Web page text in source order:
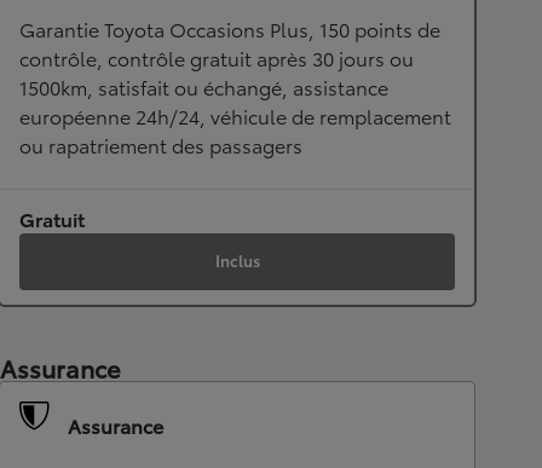
Garantie Toyota Occasions Plus, 150 points de
contrôle, contrôle gratuit après 30 jours ou
1500km, satisfait ou échangé, assistance
européenne 24h/24, véhicule de remplacement
ou rapatriement des passagers
Gratuit
Inclus
Assurance
Assurance